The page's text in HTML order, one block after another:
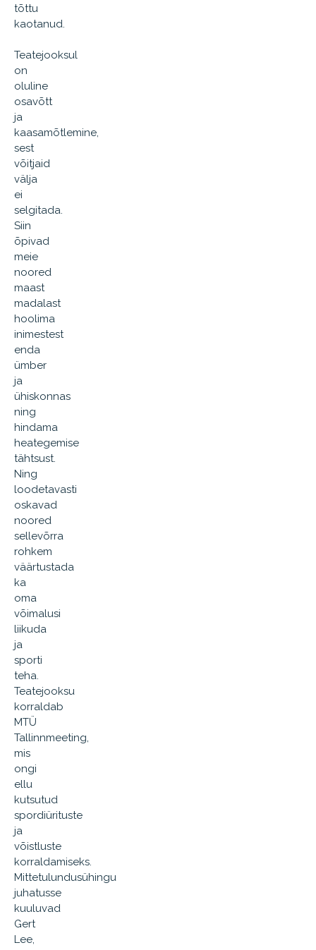
tõttu
kaotanud.
Teatejooksul
on
oluline
osavõtt
ja
kaasamõtlemine,
sest
võitjaid
välja
ei
selgitada.
Siin
õpivad
meie
noored
maast
madalast
hoolima
inimestest
enda
ümber
ja
ühiskonnas
ning
hindama
heategemise
tähtsust.
Ning
loodetavasti
oskavad
noored
sellevõrra
rohkem
väärtustada
ka
oma
võimalusi
liikuda
ja
sporti
teha.
Teatejooksu
korraldab
MTÜ
Tallinnmeeting,
mis
ongi
ellu
kutsutud
spordiürituste
ja
võistluste
korraldamiseks.
Mittetulundusühingu
juhatusse
kuuluvad
Gert
Lee,